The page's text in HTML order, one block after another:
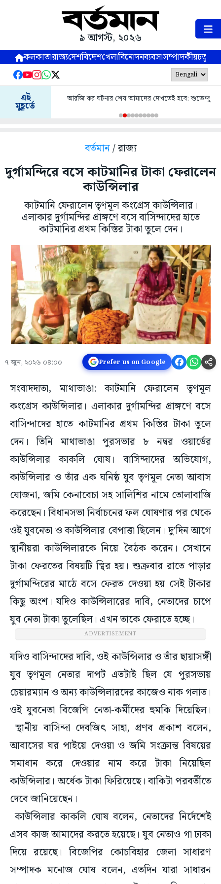
৯ আগস্ট, ২০২৬
কলকাতারাজ্যদেশবিদেশখেলাবিনোদনব্যবসাসম্পাদকীয়
এই
মুহূর্তে
আরজি কর ঘটনার শেষ আমাদের দেখতেই হবে: শুভেন্দু
বর্তমান/ রাজ্য
দুর্গামন্দিরে বসে কাটমানির টাকা ফেরালেন
কাউন্সিলার
কাটমানি ফেরালেন তৃণমূল কংগ্রেস কাউন্সিলার।
এলাকার দুর্গামন্দির প্রাঙ্গণে বসে বাসিন্দাদের হাতে
কাটমানির প্রথম কিস্তির টাকা তুলে দেন।
৭ জুন, ২০২৬ ০৪:০০ Prefer us on Google
সংবাদদাতা, মাথাভাঙা: কাটমানি ফেরালেন তৃণমূল
কংগ্রেস কাউন্সিলার। এলাকার দুর্গামন্দির প্রাঙ্গণে বসে
বাসিন্দাদের হাতে কাটমানির প্রথম কিস্তির টাকা তুলে
দেন। তিনি মাথাভাঙা পুরসভার ৮ নম্বর ওয়ার্ডের
কাউন্সিলার কাকলি ঘোষ। বাসিন্দাদের অভিযোগ,
কাউন্সিলার ও তাঁর এক ঘনিষ্ঠ যুব তৃণমূল নেতা আবাস
যোজনা, জমি কেনাবেচা সহ সালিশির নামে তোলাবাজি
করেছেন। বিধানসভা নির্বাচনের ফল ঘোষণার পর থেকে
ওই যুবনেতা ও কাউন্সিলার বেপাত্তা ছিলেন। দু’দিন আগে
স্থানীয়রা কাউন্সিলারকে নিয়ে বৈঠক করেন। সেখানে
টাকা ফেরতের বিষয়টি স্থির হয়। শুক্রবার রাতে পাড়ার
দুর্গামন্দিরের মাঠে বসে ফেরত দেওয়া হয় সেই টাকার
কিছু অংশ। যদিও কাউন্সিলারের দাবি, নেতাদের চাপে
যুব নেতা টাকা তুলেছিল। এখন তাকে ফেরাতে হচ্ছে।
ADVERTISEMENT
যদিও বাসিন্দাদের দাবি, ওই কাউন্সিলার ও তাঁর ছায়াসঙ্গী
যুব তৃণমূল নেতার দাপট এতটাই ছিল যে পুরসভায়
চেয়ারম্যান ও অন্য কাউন্সিলারদের কাজেও নাক গলাত।
ওই যুবনেতা বিজেপি নেতা-কর্মীদের হুমকি দিয়েছিল।
স্থানীয় বাসিন্দা দেবজিৎ সাহা, প্রণব প্রকাশ বলেন,
আবাসের ঘর পাইয়ে দেওয়া ও জমি সংক্রান্ত বিষয়ের
সমাধান করে দেওয়ার নাম করে টাকা নিয়েছিল
কাউন্সিলার। অর্ধেক টাকা ফিরিয়েছে। বাকিটা পরবর্তীতে
দেবে জানিয়েছেন।
কাউন্সিলার কাকলি ঘোষ বলেন, নেতাদের নির্দেশেই
এসব কাজ আমাদের করতে হয়েছে। যুব নেতাও গা ঢাকা
দিয়ে রয়েছে। বিজেপির কোচবিহার জেলা সাধারণ
সম্পাদক মনোজ ঘোষ বলেন, এতদিন যারা সাধারন